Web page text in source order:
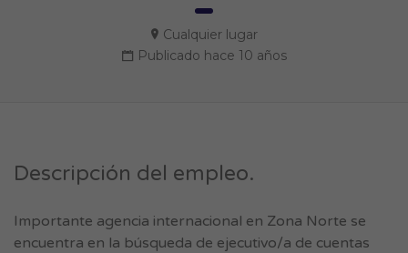
Cualquier lugar
Publicado hace 10 años
Descripción del empleo.
Importante agencia internacional en Zona Norte se
encuentra en la búsqueda de ejecutivo/a de cuentas